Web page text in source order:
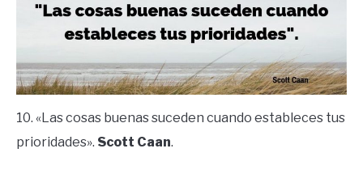
10. «Las cosas buenas suceden cuando estableces tus
prioridades». Scott Caan.